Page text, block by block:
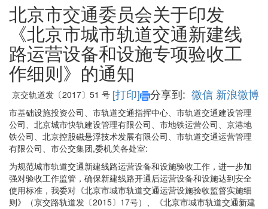
北京市交通委员会关于印发
《北京市城市轨道交通新建线
路运营设备和设施专项验收工
作细则》的通知
[打印] 分享到: 微信 新浪微博
京交轨道发〔2017〕51 号
市基础设施投资公司、市轨道交通指挥中心、市轨道交通建设管理
公司、北京城市快轨建设管理有限公司、市地铁运营公司、京港地
铁公司、北京控股磁悬浮技术发展有限公司、市轨道交通运营管理
有限公司、市公交集团,委机关各处室:
为规范城市轨道交通新建线路运营设备和设施验收工作，进一步加
强对验收工作监管，确保新建线路开通后运营设备和设施达到安全
使用标准，我委对《北京市城市轨道交通运营设施验收监督实施细
则》（京交路轨道发〔2015〕17号）、《北京市城市轨道交通新建